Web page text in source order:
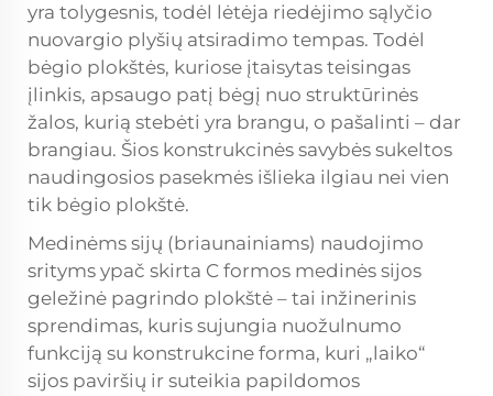
yra tolygesnis, todėl lėtėja riedėjimo sąlyčio
nuovargio plyšių atsiradimo tempas. Todėl
bėgio plokštės, kuriose įtaisytas teisingas
įlinkis, apsaugo patį bėgį nuo struktūrinės
žalos, kurią stebėti yra brangu, o pašalinti – dar
brangiau. Šios konstrukcinės savybės sukeltos
naudingosios pasekmės išlieka ilgiau nei vien
tik bėgio plokštė.
Medinėms sijų (briaunainiams) naudojimo
srityms ypač skirta C formos medinės sijos
geležinė pagrindo plokštė – tai inžinerinis
sprendimas, kuris sujungia nuožulnumo
funkciją su konstrukcine forma, kuri „laiko“
sijos paviršių ir suteikia papildomos